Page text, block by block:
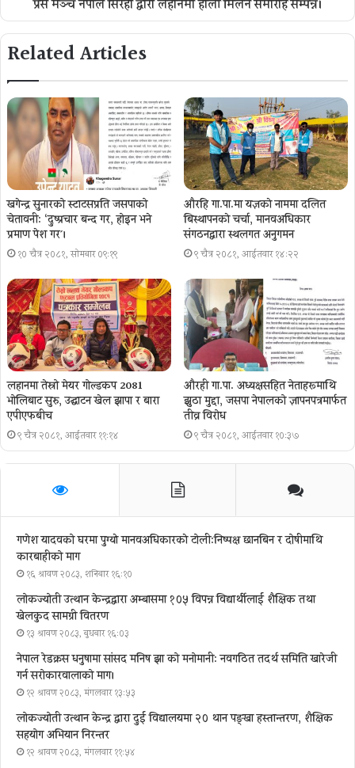
प्रेस मञ्च नेपाल सिरहा द्वारा लहानमा होली मिलन समारोह सम्पन्न।
Related Articles
खगेन्द्र सुनारको स्टाटसप्रति जसपाको
चेतावनी: ‘दुष्प्रचार बन्द गर, होइन भने
प्रमाण पेश गर´।
१० चैत्र २०८१, सोमबार ०९:१९
औरहि गा.पा.मा यज्ञकाे नाममा दलित
बिस्थापनकाे चर्चा, मानवअधिकार
संगठनद्वारा स्थलगत अनुगमन
९ चैत्र २०८१, आईतवार १४:२२
लहानमा तेस्रो मेयर गोल्डकप 2081
भोलिबाट सुरु, उद्घाटन खेल झापा र बारा
एपीएफबीच
९ चैत्र २०८१, आईतवार ११:१४
औरही गा.पा. अध्यक्षसहित नेताहरूमाथि
झुठा मुद्दा, जसपा नेपालको ज्ञापनपत्रमार्फत
तीव्र विरोध
९ चैत्र २०८१, आईतवार १०:३७
गणेश यादवको घरमा पुग्याे मानवअधिकारकाे टोली:निष्पक्ष छानबिन र दोषीमाथि
कारबाहीको माग
१६ श्रावण २०८३, शनिबार १६:१०
लोकज्योती उत्थान केन्द्रद्वारा अम्बासमा १०५ विपन्न विद्यार्थीलाई शैक्षिक तथा
खेलकुद सामग्री वितरण
१३ श्रावण २०८३, बुधबार १६:०३
नेपाल रेडक्रस धनुषामा सांसद मनिष झा को मनोमानी: नवगठित तदर्थ समिति खारेजी
गर्न सरोकारवालाको माग।
१२ श्रावण २०८३, मंगलवार १३:५३
लोकज्योती उत्थान केन्द्र द्वारा दुई विद्यालयमा २० थान पङ्खा हस्तान्तरण, शैक्षिक
सहयोग अभियान निरन्तर
१२ श्रावण २०८३, मंगलवार ११:५४